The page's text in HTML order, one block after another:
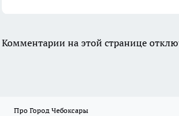
Комментарии на этой странице
Про Город Чебоксары